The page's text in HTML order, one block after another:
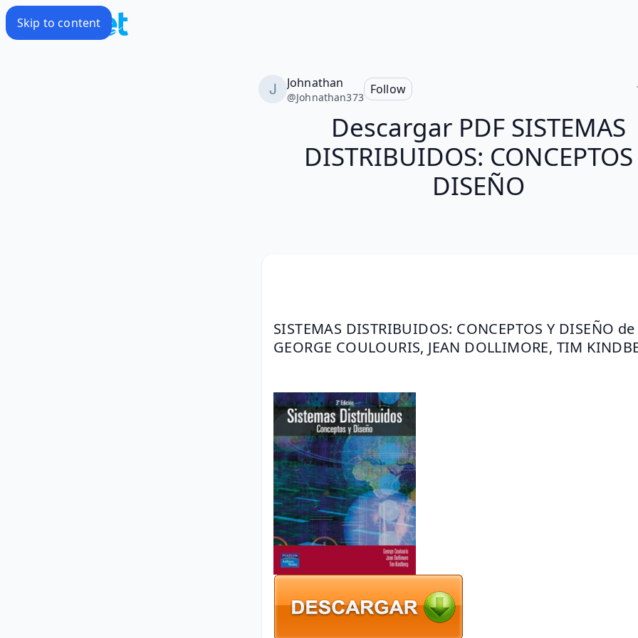
Skip to content
Johnathan
@Johnathan373
Follow
Descargar PDF SISTEMAS
DISTRIBUIDOS: CONCEPTOS
DISEÑO
SISTEMAS DISTRIBUIDOS: CONCEPTOS Y DISEÑO de
GEORGE COULOURIS, JEAN DOLLIMORE, TIM